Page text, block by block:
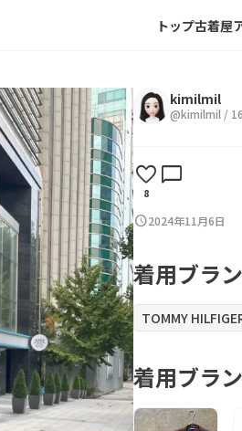
トップ古着屋
kimilmil
@kimilmil /
favorite
8
chat_bubble
schedule2024年11月6日
着用ブラ
TOMMY
着用ブラ